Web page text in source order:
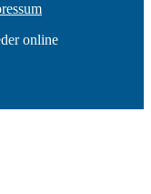
online